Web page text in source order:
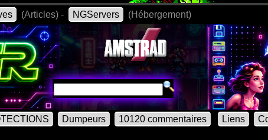
(Articles) - NGServers (Hébergement)
Dumpeurs 10120 commentaires Liens